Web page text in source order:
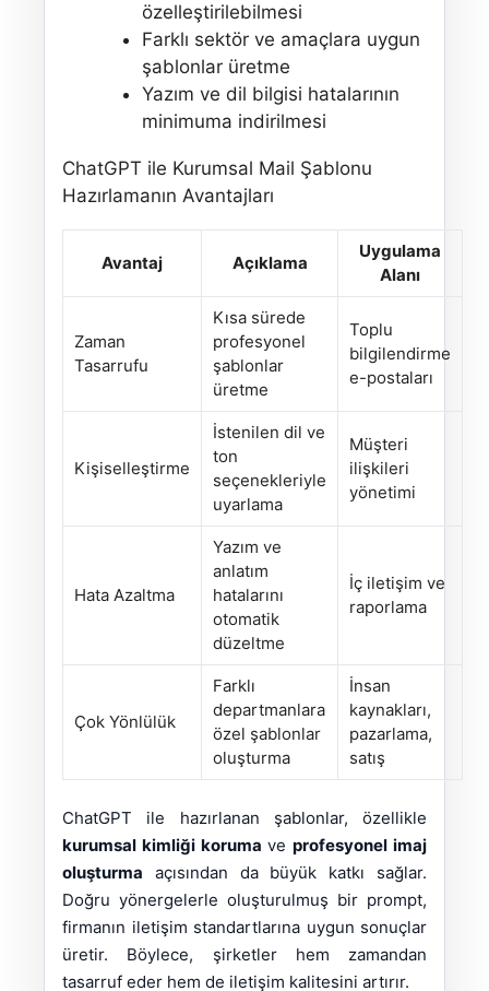
özelleştirilebilmesi
Farklı sektör ve amaçlara uygun
şablonlar üretme
Yazım ve dil bilgisi hatalarının
minimuma indirilmesi
ChatGPT ile Kurumsal Mail Şablonu
Hazırlamanın Avantajları
Avantaj Açıklama
Uygulama
Alanı
Zaman
Tasarrufu
Kısa sürede
profesyonel
şablonlar
üretme
Toplu
bilgilendirme
e-postaları
Kişiselleştirme
İstenilen dil ve
ton
seçenekleriyle
uyarlama
Müşteri
ilişkileri
yönetimi
Hata Azaltma
Yazım ve
anlatım
hatalarını
otomatik
düzeltme
İç iletişim ve
raporlama
Çok Yönlülük
Farklı
departmanlara
özel şablonlar
oluşturma
İnsan
kaynakları,
pazarlama,
satış
ChatGPT ile hazırlanan şablonlar, özellikle
kurumsal kimliği koruma veprofesyonel imaj
oluşturma açısından da büyük katkı sağlar.
Doğru yönergelerle oluşturulmuş bir prompt,
firmanın iletişim standartlarına uygun sonuçlar
üretir. Böylece, şirketler hem zamandan
tasarruf eder hem de iletişim kalitesini artırır.